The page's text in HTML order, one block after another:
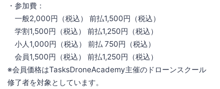
・参加費：
一般2,000円（税込） 前払1,500円（税込）
学割1,500円（税込） 前払1,250円（税込）
小人1,000円（税込） 前払 750円（税込）
会員1,500円（税込） 前払1,250円（税込）
※会員価格はTasksDroneAcademy主催のドローンスクール
修了者を対象としています。